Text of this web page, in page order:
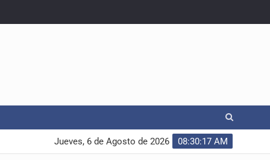
08:30:18 AM
Jueves, 6 de Agosto de 2026